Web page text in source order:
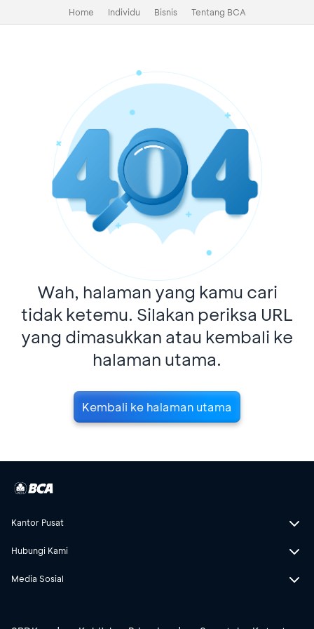
Home Individu Bisnis Tentang BCA
Wah, halaman yang kamu cari
tidak ketemu. Silakan periksa URL
yang dimasukkan atau kembali ke
halaman utama.
Kembali ke halaman utama
Kantor Pusat
Hubungi Kami
Media Sosial